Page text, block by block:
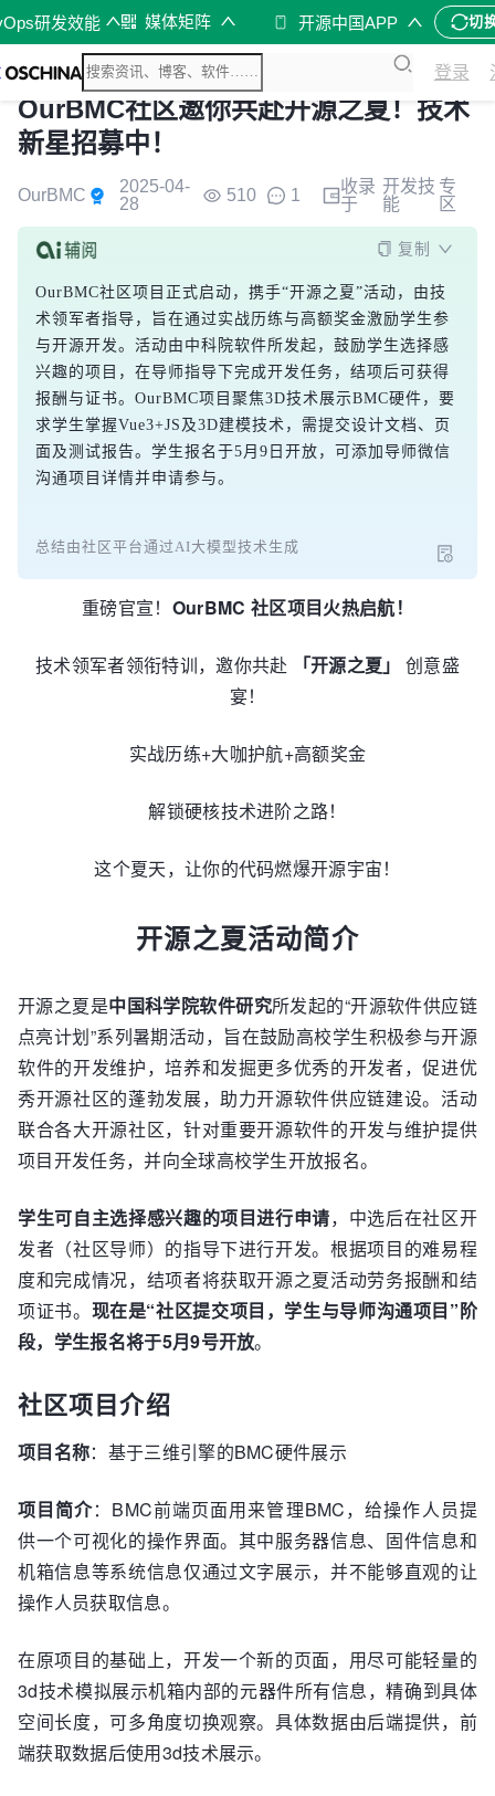
研发效能 媒体矩阵 开源中国APP 切
登录
OurBMC社区邀你共赴开源之夏！技术
新星招募中！
OurBMC
2025-04-
28
510 1
收录
于
开发技
能
专
区
复制
OurBMC社区项目正式启动，携手“开源之夏”活动，由技
术领军者指导，旨在通过实战历练与高额奖金激励学生参
与开源开发。活动由中科院软件所发起，鼓励学生选择感
兴趣的项目，在导师指导下完成开发任务，结项后可获得
报酬与证书。OurBMC项目聚焦3D技术展示BMC硬件，要
求学生掌握Vue3+JS及3D建模技术，需提交设计文档、页
面及测试报告。学生报名于5月9日开放，可添加导师微信
沟通项目详情并申请参与。
总结由社区平台通过AI大模型技术生成
重磅官宣！ OurBMC 社区项目火热启航！
技术领军者领衔特训，邀你共赴 「开源之夏」
创意盛
宴！
实战历练+大咖护航+高额奖金
解锁硬核技术进阶之路！
这个夏天，让你的代码燃爆开源宇宙！
开源之夏活动简介
开源之夏是中国科学院软件研究所发起的“开源软件供应链
点亮计划”系列暑期活动，旨在鼓励高校学生积极参与开源
软件的开发维护，培养和发掘更多优秀的开发者，促进优
秀开源社区的蓬勃发展，助力开源软件供应链建设。活动
联合各大开源社区，针对重要开源软件的开发与维护提供
项目开发任务，并向全球高校学生开放报名。
学生可自主选择感兴趣的项目进行申请，中选后在社区开
发者（社区导师）的指导下进行开发。根据项目的难易程
度和完成情况，结项者将获取开源之夏活动劳务报酬和结
项证书。 现在是“社区提交项目，学生与导师沟通项目”阶
段，学生报名将于5月9号开放。
社区项目介绍
项目名称：基于三维引擎的BMC硬件展示
项目简介：BMC前端页面用来管理BMC，给操作人员提
供一个可视化的操作界面。其中服务器信息、固件信息和
机箱信息等系统信息仅通过文字展示，并不能够直观的让
操作人员获取信息。
在原项目的基础上，开发一个新的页面，用尽可能轻量的
3d技术模拟展示机箱内部的元器件所有信息，精确到具体
空间长度，可多角度切换观察。具体数据由后端提供，前
端获取数据后使用3d技术展示。